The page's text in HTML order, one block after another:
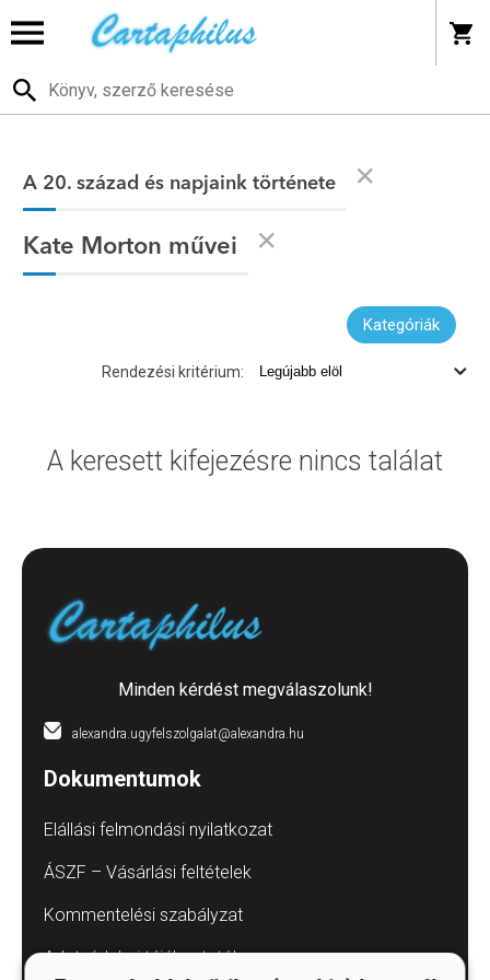
A 20. század és napjaink története
Kate Morton művei
Kategóriák
Rendezési kritérium:
A keresett kifejezésre nincs találat
Minden kérdést megválaszolunk!
alexandra.ugyfelszolgalat@alexandra.hu
Dokumentumok
Elállási felmondási nyilatkozat
ÁSZF – Vásárlási feltételek
Kommentelési szabályzat
Adatvédelmi tájékoztatók